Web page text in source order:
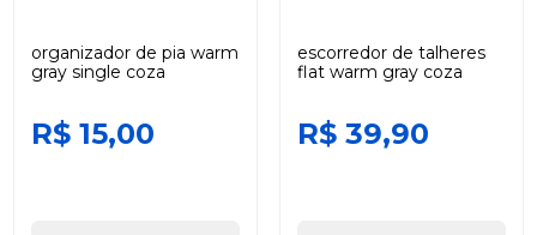
organizador de pia warm
gray single coza
R$ 15,00
escorredor de talheres
flat warm gray coza
R$ 39,90